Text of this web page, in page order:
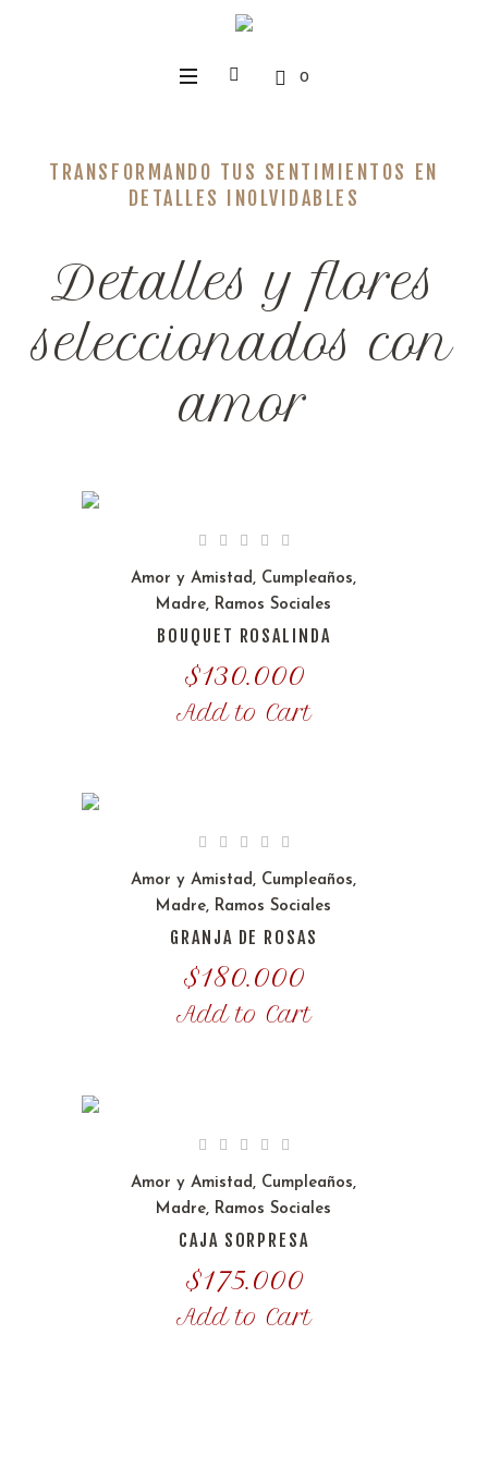
0
TRANSFORMANDO TUS SENTIMIENTOS EN
DETALLES INOLVIDABLES
Detalles y flores
seleccionados con
amor
Amor y Amistad, Cumpleaños,
Madre, Ramos Sociales
BOUQUET ROSALINDA
$130.000
Add to Cart
Amor y Amistad, Cumpleaños,
Madre, Ramos Sociales
GRANJA DE ROSAS
$180.000
Add to Cart
Amor y Amistad , Cumpleaños,
Madre, Ramos Sociales
CAJA SORPRESA
$175.000
Add to Cart